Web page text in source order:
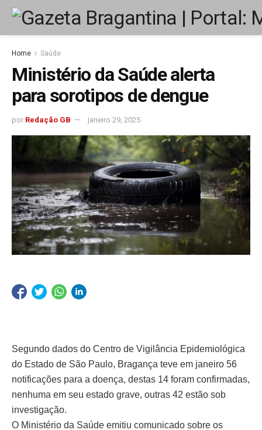
Home Saúde
Ministério da Saúde alerta
para sorotipos de dengue
por Redação GB janeiro 29, 2025
Segundo dados do Centro de Vigilância Epidemiológica
do Estado de São Paulo, Bragança teve em janeiro 56
notificações para a doença, destas 14 foram confirmadas,
nenhuma em seu estado grave, outras 42 estão sob
investigação.
O Ministério da Saúde emitiu comunicado sobre os